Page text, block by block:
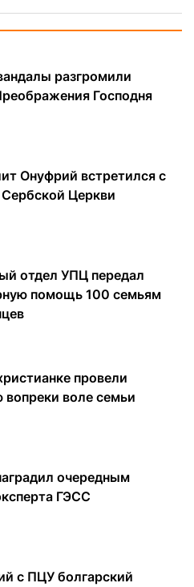
разгромили
Господня
Онуфрий встретился с
Церкви
отдел УПЦ передал
помощь 100 семьям
провели
вопреки воле семьи
очередным
ГЭСС
с ПЦУ болгарский